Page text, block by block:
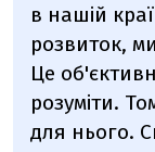
в нашій
розвиток,
Це
розуміти.
для нього.